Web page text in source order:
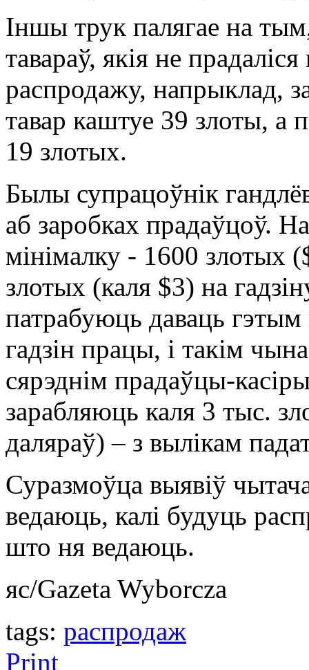
Іншы трук палягае на
тавараў, якія не
распродажу, напрыклад,
тавар каштуе 39 злоты, а
19 злотых.
Былы супрацоўнік
аб заробках прадаўцоў.
мінімалку - 1600
злотых (каля $3) на
патрабуюць даваць
гадзін працы, і такім
сярэднім прадаўцы-
зарабляюць каля 3 тыс.
даляраў) – з вылікам
Суразмоўца выявіў
ведаюць, калі будуць
што ня ведаюць.
яс/Gazeta Wyborcza
tags: распродаж
Print